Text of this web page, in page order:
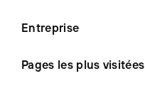
Entreprise
Pages les plus visitées